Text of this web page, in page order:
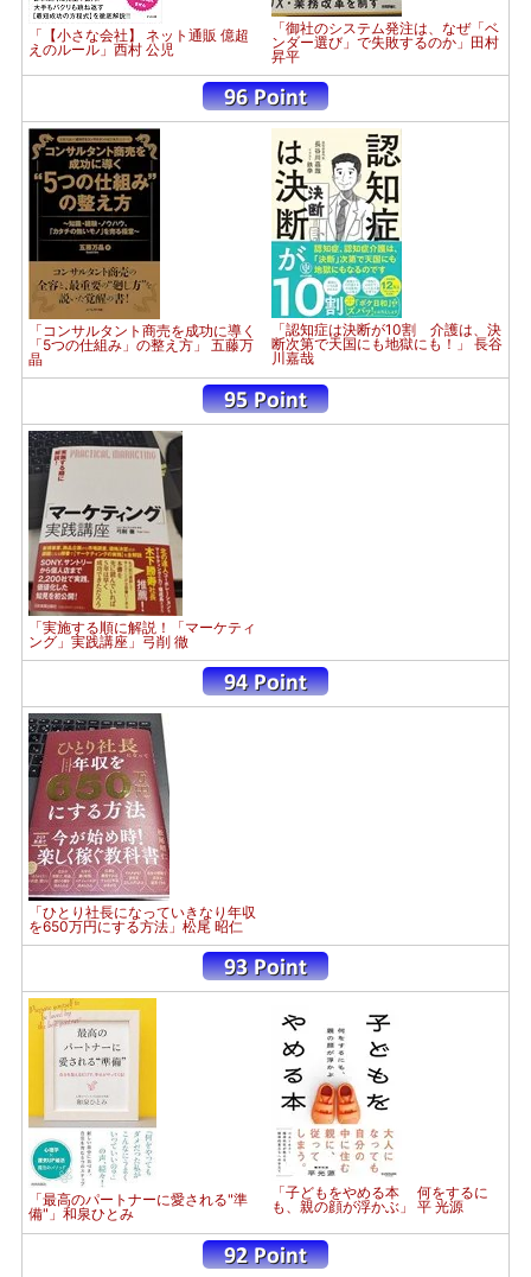
「【小さな会社】 ネット通販 億超
えのルール」西村 公児
「御社のシステム発注は、なぜ「ベ
ンダー選び」で失敗するのか」田村
昇平
「コンサルタント商売を成功に導く
「5つの仕組み」の整え方」 五藤万
晶
「認知症は決断が10割 介護は、決
断次第で天国にも地獄にも！」 長谷
川嘉哉
「実施する順に解説！「マーケティ
ング」実践講座」弓削 徹
「ひとり社長になっていきなり年収
を650万円にする方法」松尾 昭仁
「最高のパートナーに愛される"準
備"」和泉ひとみ
「子どもをやめる本 何をするに
も、親の顔が浮かぶ」 平 光源